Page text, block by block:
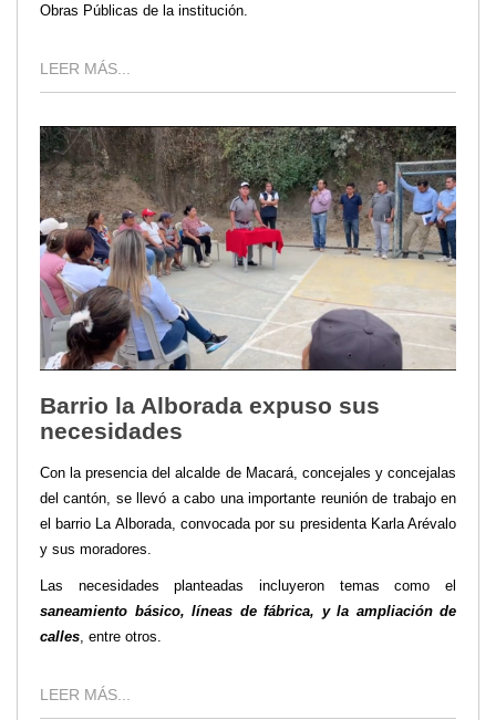
Obras Públicas de la institución.
LEER MÁS...
Barrio la Alborada expuso sus
necesidades
Con la presencia del alcalde de Macará, concejales y concejalas
del cantón, se llevó a cabo una importante reunión de trabajo en
el barrio La Alborada, convocada por su presidenta Karla Arévalo
y sus moradores.
Las necesidades planteadas incluyeron temas como el
saneamiento básico, líneas de fábrica, y la ampliación de
calles , entre otros.
LEER MÁS...